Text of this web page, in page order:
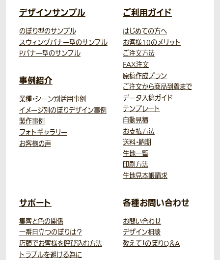
デザインサンプル
のぼり型のサンプル
スウィングバナー型のサンプル
Pバナー型のサンプル
事例紹介
業種・シーン別活用事例
イメージ別のぼりデザイン事例
製作事例
フォトギャラリー
お客様の声
ご利用ガイド
はじめての方へ
お客様10のメリット
ご注文方法
FAX注文
原稿作成プラン
ご注文から商品到着まで
データ入稿ガイド
テンプレート
自動見積
お支払方法
送料・納期
生地一覧
印刷方法
生地見本帳請求
サポート
集客と色の関係
一番目立つのぼりは？
店頭でお客様を呼び込む方法
トラブルを避ける為に
各種お問い合わせ
お問い合わせ
デザイン相談
教えて！のぼりQ＆A